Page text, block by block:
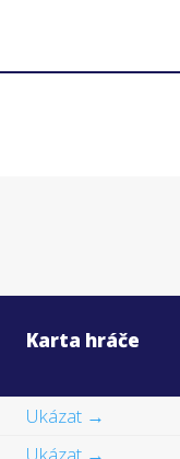
Karta hráče
Ukázat →